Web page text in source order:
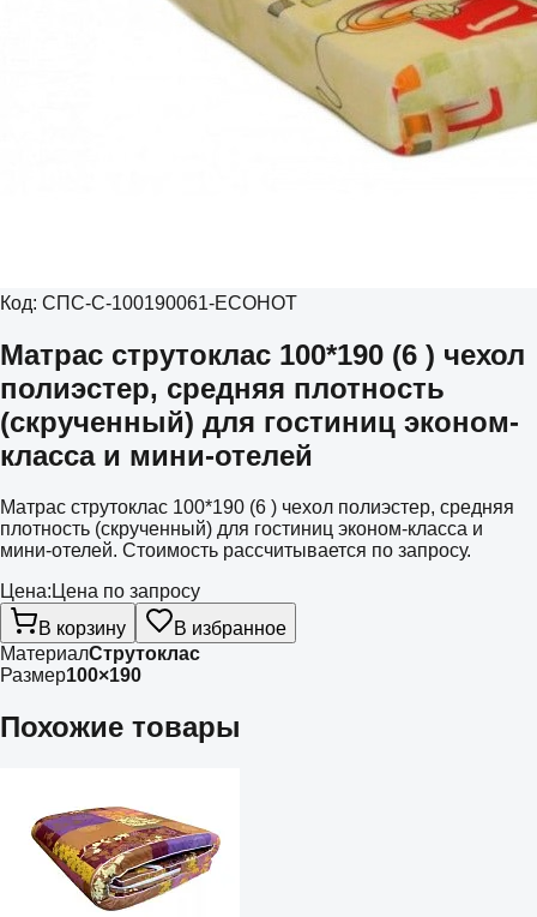
Код: СПС-С-100190061-ECOHOT
Матрас струтоклас 100*190 (6 ) чехол
полиэстер, средняя плотность
(скрученный) для гостиниц эконом-
класса и мини-отелей
Матрас струтоклас 100*190 (6 ) чехол полиэстер, средняя
плотность (скрученный) для гостиниц эконом-класса и
мини-отелей. Стоимость рассчитывается по запросу.
Цена: Цена по запросу
В корзину
В избранное
МатериалСтрутоклас
Размер100×190
Похожие товары